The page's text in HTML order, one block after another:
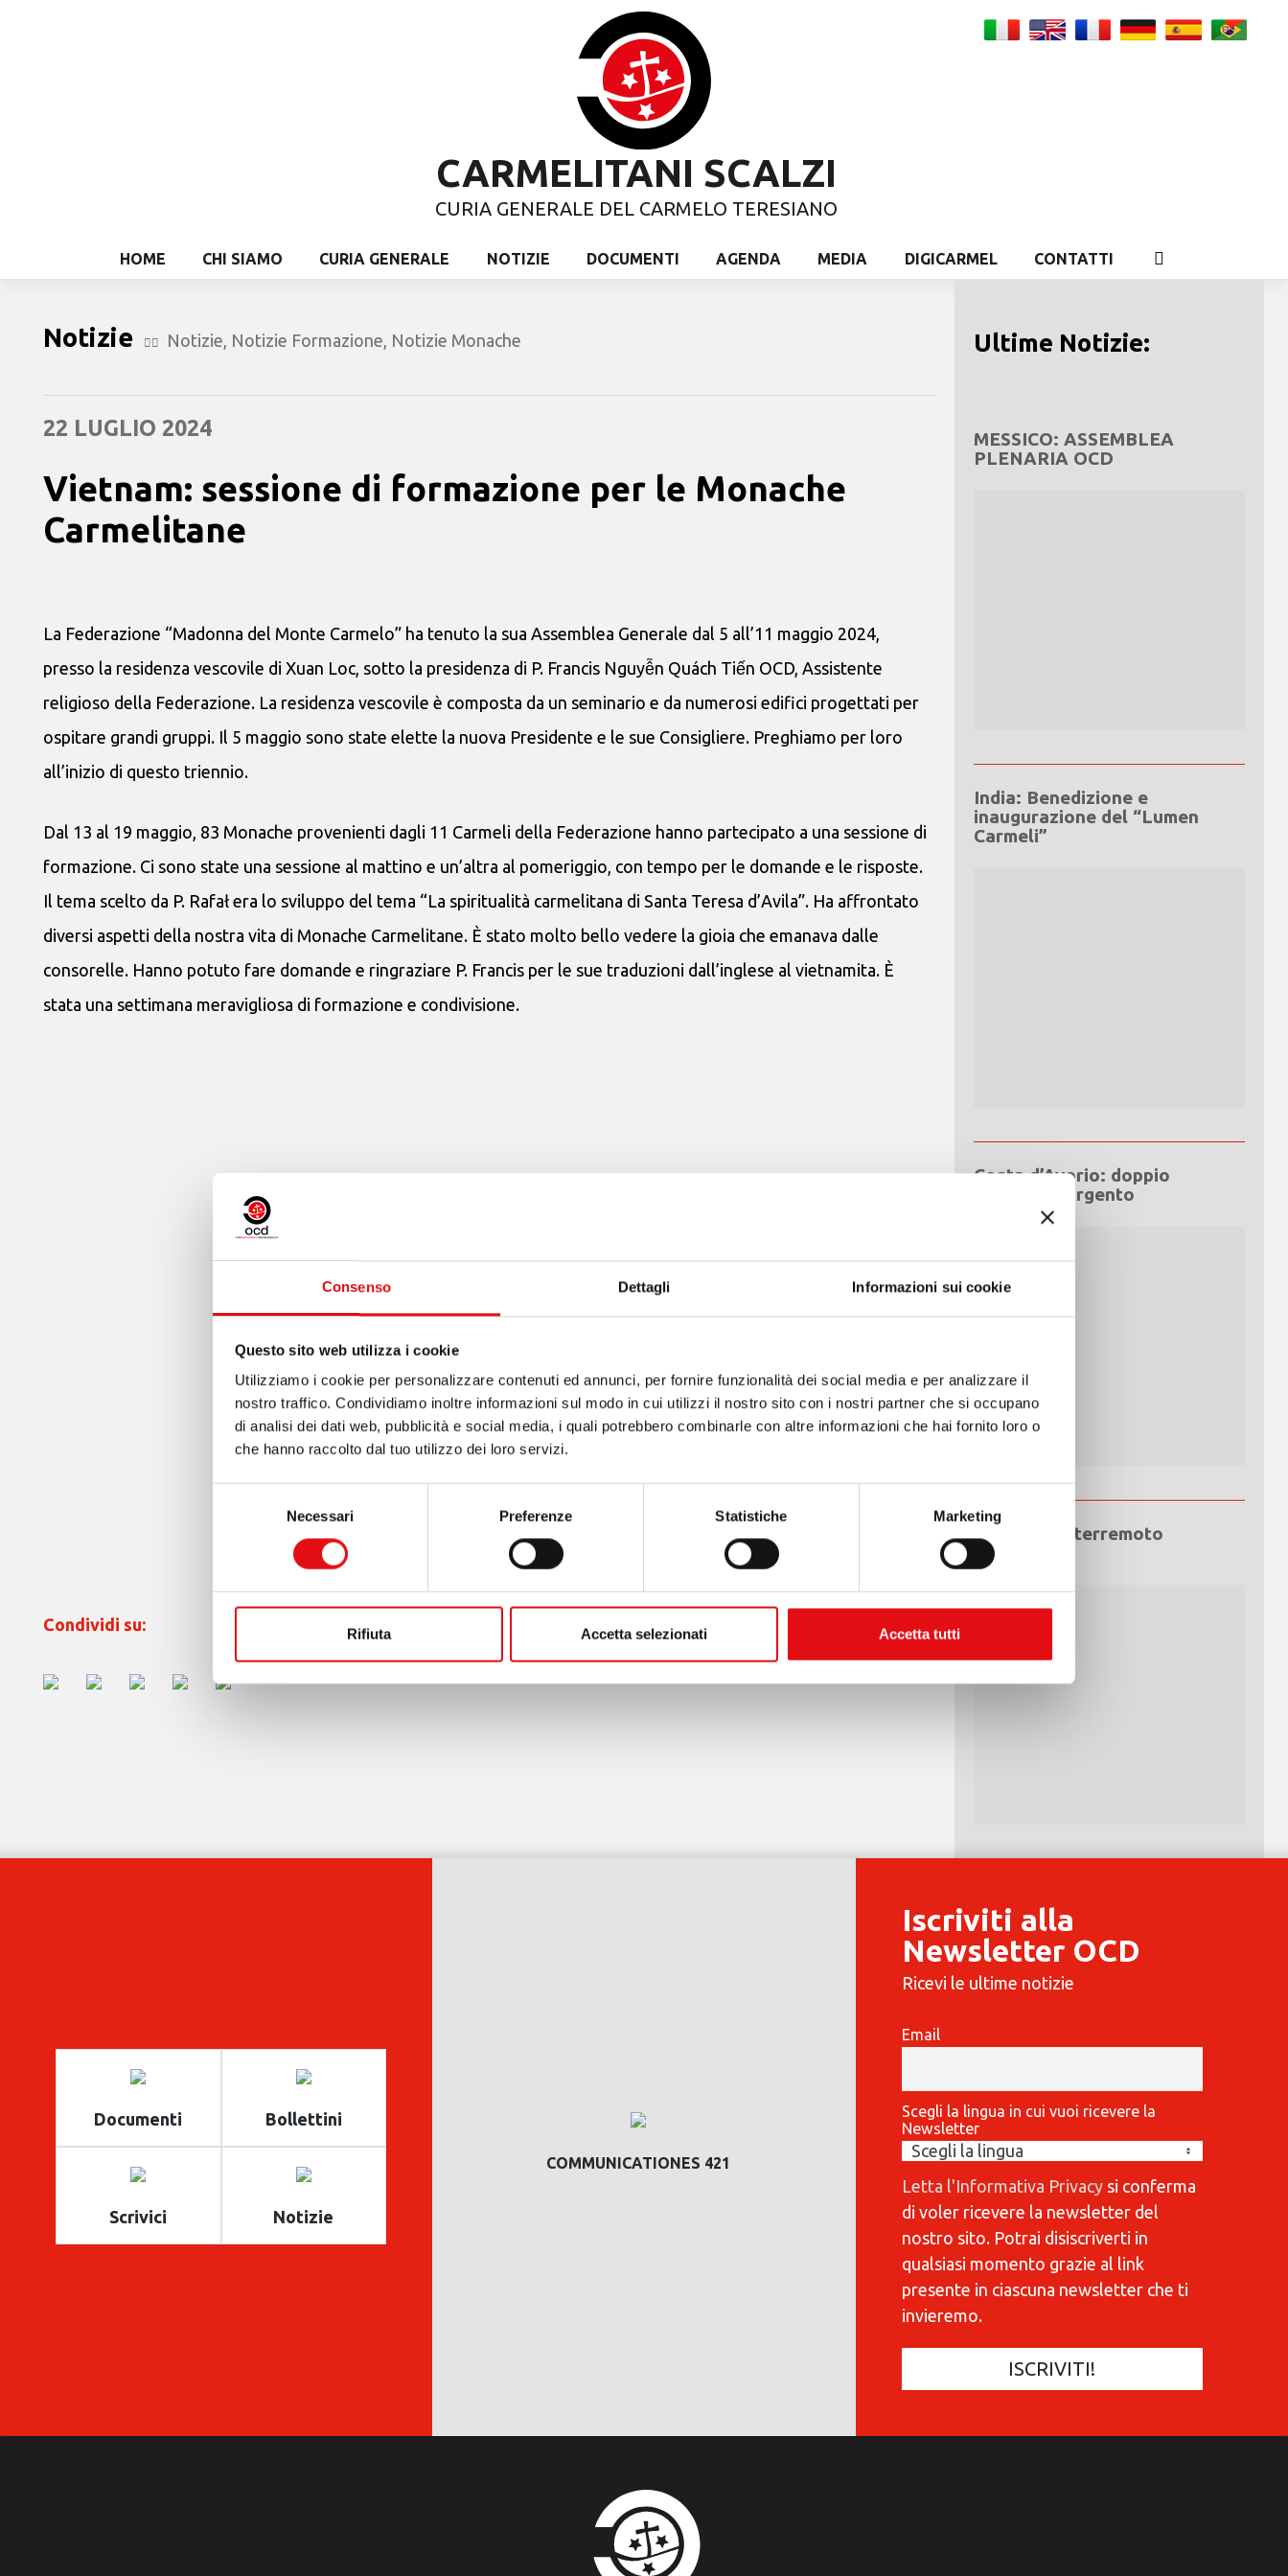
Consenso Dettagli Informazioni sui cookie
Questo sito web utilizza i cookie
Utilizziamo i cookie per personalizzare contenuti ed annunci, per fornire funzionalità dei social media e per analizzare il
nostro traffico. Condividiamo inoltre informazioni sul modo in cui utilizzi il nostro sito con i nostri partner che si occupano
di analisi dei dati web, pubblicità e social media, i quali potrebbero combinarle con altre informazioni che hai fornito loro o
che hanno raccolto dal tuo utilizzo dei loro servizi.
Necessari Preferenze Statistiche Marketing
Rifiuta Accetta selezionati Accetta tutti
CARMELITANI SCALZI
CURIA GENERALE DEL CARMELO TERESIANO
HOME CHI SIAMO CURIA GENERALE NOTIZIE DOCUMENTI AGENDA MEDIA DIGICARMEL CONTATTI
Notizie Notizie Notizie Formazione Notizie Monache
22 LUGLIO 2024
Vietnam: sessione di formazione per le Monache
Carmelitane
La Federazione “Madonna del Monte Carmelo” ha tenuto la sua Assemblea Generale dal 5 all’11 maggio 2024,
presso la residenza vescovile di Xuan Loc, sotto la presidenza di P. Francis Nguyễn Quách Tiến OCD, Assistente
religioso della Federazione. La residenza vescovile è composta da un seminario e da numerosi edifici progettati per
ospitare grandi gruppi. Il 5 maggio sono state elette la nuova Presidente e le sue Consigliere. Preghiamo per loro
all’inizio di questo triennio.
Dal 13 al 19 maggio, 83 Monache provenienti dagli 11 Carmeli della Federazione hanno partecipato a una sessione di
formazione. Ci sono state una sessione al mattino e un’altra al pomeriggio, con tempo per le domande e le risposte.
Il tema scelto da P. Rafał era lo sviluppo del tema “La spiritualità carmelitana di Santa Teresa d’Avila”. Ha affrontato
diversi aspetti della nostra vita di Monache Carmelitane. È stato molto bello vedere la gioia che emanava dalle
consorelle. Hanno potuto fare domande e ringraziare P. Francis per le sue traduzioni dall’inglese al vietnamita. È
stata una settimana meravigliosa di formazione e condivisione.
Condividi su:
Ultime Notizie:
MESSICO: ASSEMBLEA
PLENARIA OCD
India: Benedizione e
inaugurazione del “Lumen
Carmeli”
Costa d’Avorio: doppio
Giubileo d’Argento
Emergenza terremoto
Venezuela
Documenti Bollettini
Scrivici Notizie
COMMUNICATIONES 421 COMMUNICATIONES 420
Iscriviti alla
Newsletter OCD
Ricevi le ultime notizie
Email
Scegli la lingua in cui vuoi ricevere la
Newsletter
Letta l'Informativa Privacysi conferma
di voler ricevere la newsletter del
nostro sito. Potrai disiscriverti in
qualsiasi momento grazie al link
presente in ciascuna newsletter che ti
invieremo.